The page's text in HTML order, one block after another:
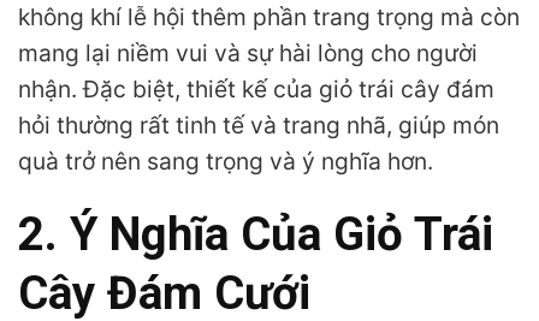
không khí lễ hội thêm phần trang trọng mà còn
mang lại niềm vui và sự hài lòng cho người
nhận. Đặc biệt, thiết kế của giỏ trái cây đám
hỏi thường rất tinh tế và trang nhã, giúp món
quà trở nên sang trọng và ý nghĩa hơn.
2. Ý Nghĩa Của Giỏ Trái
Cây Đám Cưới